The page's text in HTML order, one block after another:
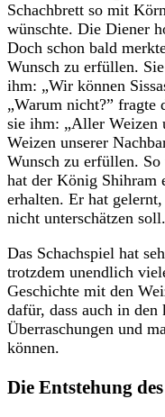
Schachbrett so mit
wünschte. Die Diener
Doch schon bald
Wunsch zu erfüllen.
ihm: „Wir können
„Warum nicht?”
sie ihm: „Aller Weizen
Weizen unserer
Wunsch zu erfüllen.
hat der König Shihram
erhalten. Er hat
nicht unterschätzen soll.
Das Schachspiel hat
trotzdem unendlich
Geschichte mit den
dafür, dass auch in
Überraschungen und
können.
Die Entstehung